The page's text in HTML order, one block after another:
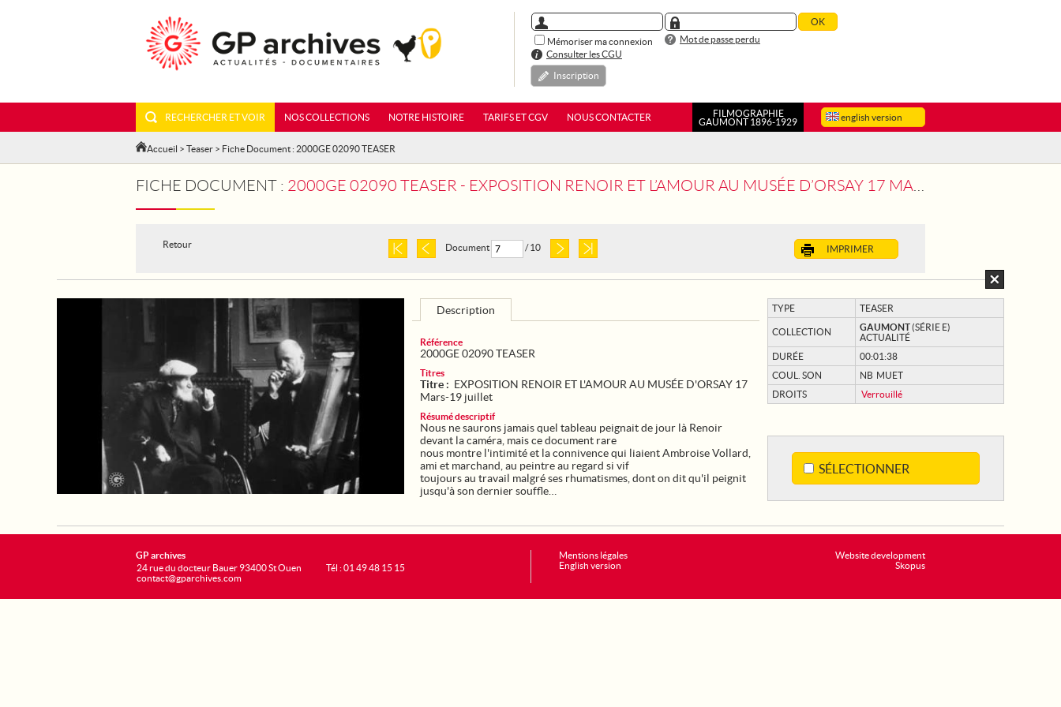
Mémoriser ma connexion
Mot de passe perdu
Consulter les CGU
Inscription
english version
RECHERCHER ET VOIR NOS COLLECTIONS NOTRE HISTOIRE TARIFS ET CGV NOUS CONTACTER
FILMOGRAPHIE
GAUMONT 1896-1929
Accueil > Teaser > Fiche Document : 2000GE 02090 TEASER
FICHE DOCUMENT : 2000GE 02090 TEASER - EXPOSITION RENOIR ET L’AMOUR AU MUSÉE D’ORSAY 17 MARS-19 JUILLET
Retour IMPRIMER
Document / 10
TYPE TEASER
COLLECTION GAUMONT(SÉRIE E)
ACTUALITÉ
DURÉE
00:01:38
COUL. SON
NB MUET
DROITS
Verrouillé
SÉLECTIONNER
Description
Référence
2000GE 02090 TEASER
Titres
Titre : EXPOSITION RENOIR ET L'AMOUR AU MUSÉE D'ORSAY 17
Mars-19 juillet
Résumé descriptif
Nous ne saurons jamais quel tableau peignait de jour là Renoir
devant la caméra, mais ce document rare
nous montre l'intimité et la connivence qui liaient Ambroise Vollard,
ami et marchand, au peintre au regard si vif
toujours au travail malgré ses rhumatismes, dont on dit qu'il peignit
jusqu'à son dernier souffle…
Website development
Skopus
GP archives
24 rue du docteur Bauer 93400 St Ouen
contact@gparchives.com
Tél : 01 49 48 15 15
Mentions légales
English version